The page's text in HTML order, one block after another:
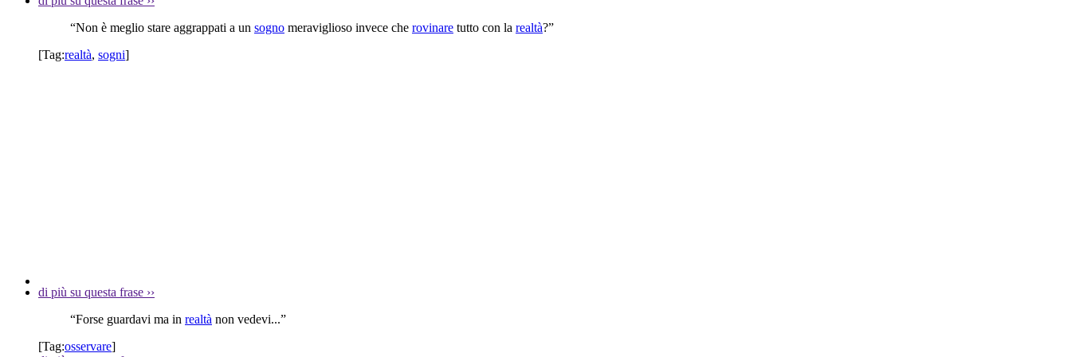
“Non è meglio stare aggrappati a un sogno meraviglioso invece che rovinare tutto con la realtà?”
[Tag:realtà, sogni]
di più su questa frase ››
“Forse guardavi ma in realtà non vedevi...”
[Tag:osservare]